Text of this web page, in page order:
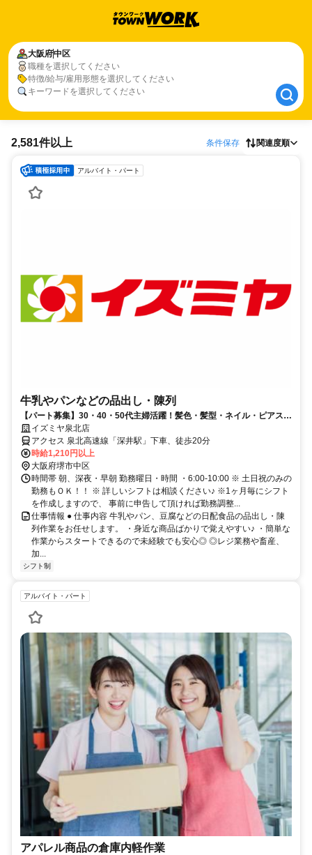
大阪府中区
職種を選択してください
特徴/給与/雇用形態を選択してください
キーワードを選択してください
大阪府中区
職種、特徴、キーワードを選択してください
2,581件以上 条件保存 関連度順
アルバイト・パート
牛乳やパンなどの品出し・陳列
【パート募集】30・40・50代主婦活躍！髪色・髪型・ネイル・ピアス自
由！(規定有)
イズミヤ泉北店
アクセス 泉北高速線「深井駅」下車、徒歩20分
時給1,210円以上
大阪府堺市中区
時間帯 朝、深夜・早朝 勤務曜日・時間 ・6:00-10:00 ※ 土日祝のみの
勤務もＯＫ！！ ※ 詳しいシフトは相談ください♪ ※1ヶ月毎にシフト
を作成しますので、 事前に申告して頂ければ勤務調整...
仕事情報 ● 仕事内容 牛乳やパン、豆腐などの日配食品の品出し・陳
列作業をお任せします。 ・身近な商品ばかりで覚えやすい♪ ・簡単な
作業からスタートできるので未経験でも安心◎ ◎レジ業務や畜産、
加...
シフト制
アルバイト・パート
アパレル商品の倉庫内軽作業